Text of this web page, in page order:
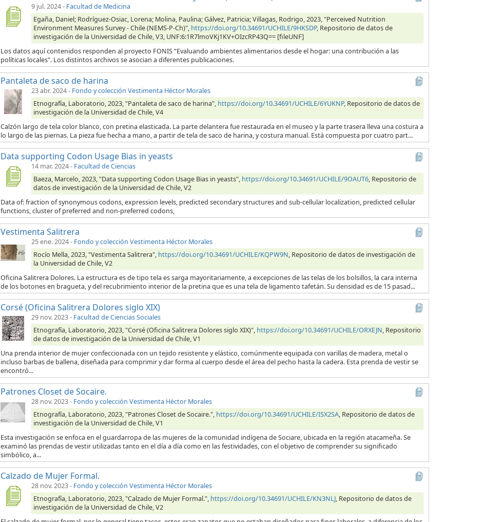
9 jul. 2024- Facultad de Medicina
Egaña, Daniel; Rodríguez-Osiac, Lorena; Molina, Paulina; Gálvez, Patricia; Villagas, Rodrigo, 2023, "Perceived Nutrition
Environment Measures Survey - Chile (NEMS-P-Ch)", https://doi.org/10.34691/UCHILE/9HKSDP, Repositorio de datos de
investigación de la Universidad de Chile, V3, UNF:6:1R7lmoVKj1KV+OIzcRP43Q== [fileUNF]
Los datos aquí contenidos responden al proyecto FONIS “Evaluando ambientes alimentarios desde el hogar: una contribución a las
políticas locales". Los distintos archivos se asocian a diferentes publicaciones.
Pantaleta de saco de harina
23 abr. 2024- Fondo y colección Vestimenta Héctor Morales
Etnografía, Laboratorio, 2023, "Pantaleta de saco de harina", https://doi.org/10.34691/UCHILE/6YUKNP, Repositorio de datos de
investigación de la Universidad de Chile, V4
Calzón largo de tela color blanco, con pretina elasticada. La parte delantera fue restaurada en el museo y la parte trasera lleva una costura a
lo largo de las piernas. La pieza fue hecha a mano, a partir de tela de saco de harina, y costura manual. Está compuesta por cuatro part...
Data supporting Codon Usage Bias in yeasts
14 mar. 2024- Facultad de Ciencias
Baeza, Marcelo, 2023, "Data supporting Codon Usage Bias in yeasts", https://doi.org/10.34691/UCHILE/9OAUT6, Repositorio de
datos de investigación de la Universidad de Chile, V2
Data of: fraction of synonymous codons, expression levels, predicted secondary structures and sub-cellular localization, predicted cellular
functions, cluster of preferred and non-preferred codons,
Vestimenta Salitrera
25 ene. 2024- Fondo y colección Vestimenta Héctor Morales
Rocío Mella, 2023, "Vestimenta Salitrera", https://doi.org/10.34691/UCHILE/KQPW9N, Repositorio de datos de investigación de
la Universidad de Chile, V2
Oficina Salitrera Dolores. La estructura es de tipo tela es sarga mayoritariamente, a excepciones de las telas de los bolsillos, la cara interna
de los botones en bragueta, y del recubrimiento interior de la pretina que es una tela de ligamento tafetán. Su densidad es de 15 pasad...
Corsé (Oficina Salitrera Dolores siglo XIX)
29 nov. 2023- Facultad de Ciencias Sociales
Etnografía, Laboratorio, 2023, "Corsé (Oficina Salitrera Dolores siglo XIX)", https://doi.org/10.34691/UCHILE/ORXEJN, Repositorio
de datos de investigación de la Universidad de Chile, V1
Una prenda interior de mujer confeccionada con un tejido resistente y elástico, comúnmente equipada con varillas de madera, metal o
incluso barbas de ballena, diseñada para comprimir y dar forma al cuerpo desde el área del pecho hasta la cadera. Esta prenda de vestir se
encontró...
Patrones Closet de Socaire.
28 nov. 2023- Fondo y colección Vestimenta Héctor Morales
Etnografía, Laboratorio, 2023, "Patrones Closet de Socaire.", https://doi.org/10.34691/UCHILE/ISX2SA, Repositorio de datos de
investigación de la Universidad de Chile, V1
Esta investigación se enfoca en el guardarropa de las mujeres de la comunidad indígena de Sociare, ubicada en la región atacameña. Se
examinó las prendas de vestir utilizadas tanto en el día a día como en las festividades, con el objetivo de comprender su significado
simbólico, a...
Calzado de Mujer Formal.
28 nov. 2023- Fondo y colección Vestimenta Héctor Morales
Etnografía, Laboratorio, 2023, "Calzado de Mujer Formal.", https://doi.org/10.34691/UCHILE/KN3NLJ, Repositorio de datos de
investigación de la Universidad de Chile, V2